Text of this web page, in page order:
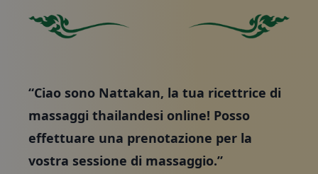
Prezzi
Contatto
Promozioni
“Ciao sono Nattakan, la tua ricettrice di
massaggi thailandesi online! Posso
effettuare una prenotazione per la
vostra sessione di massaggio.”